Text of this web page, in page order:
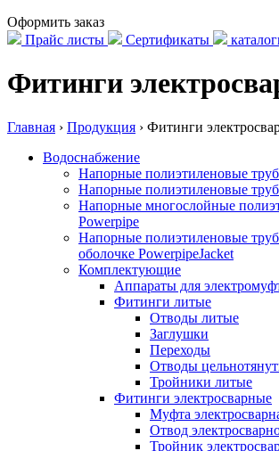
Оформить заказ
Прайс листы
Сертификаты
Фитинги
Главная › Продукция › Фитинги
Водоснабжение
Напорные полиэтиленовые
Напорные полиэтиленовые
Напорные многослойные
Powerpipe
Напорные полиэтиленовые
оболочке PowerpipeJacket
Комплектующие
Аппараты для
Фитинги литые
Отводы литые
Заглушки
Переходы
Отводы
Тройники литые
Фитинги электросварные
Муфта
Отвод
Тройник